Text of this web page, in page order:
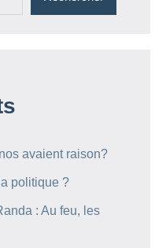
avaient raison?
politique ?
: Au feu, les